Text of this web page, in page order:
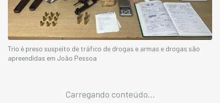
Trio é preso suspeito de tráfico de drogas e armas e drogas são
apreendidas em João Pessoa
Carregando conteúdo...